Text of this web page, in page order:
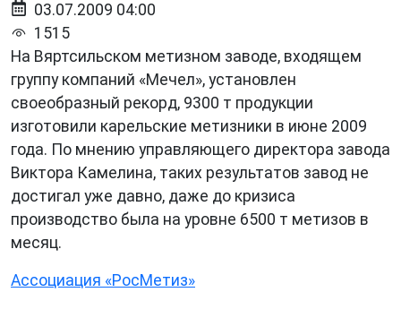
03.07.2009 04:00
1515
На Вяртсильском метизном заводе, входящем
группу компаний «Мечел», установлен
своеобразный рекорд, 9300 т продукции
изготовили карельские метизники в июне 2009
года. По мнению управляющего директора завода
Виктора Камелина, таких результатов завод не
достигал уже давно, даже до кризиса
производство была на уровне 6500 т метизов в
месяц.
Ассоциация «РосМетиз»